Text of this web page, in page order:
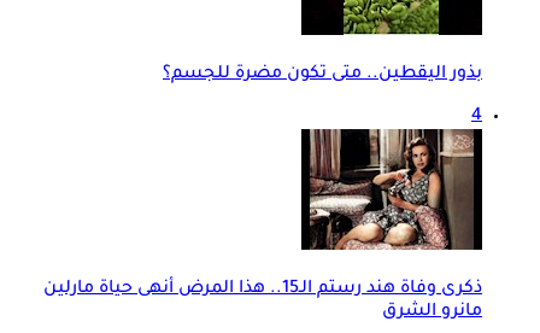
بذور اليقطين.. متى تكون مضرة للجسم؟
4
ذكرى وفاة هند رستم الـ15.. هذا المرض أنهى حياة مارلين
مانرو الشرق